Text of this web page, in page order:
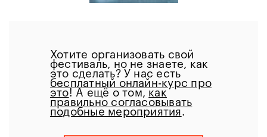
Хотите организовать свой
фестиваль, но не знаете, как
это сделать? У нас есть
бесплатный онлайн-курс про
это! А ещё о том, как
правильно согласовывать
подобные мероприятия.